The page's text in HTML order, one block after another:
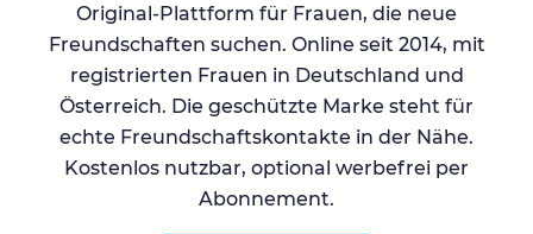
Original-Plattform für Frauen, die neue
Freundschaften suchen. Online seit 2014, mit
registrierten Frauen in Deutschland und
Österreich. Die geschützte Marke steht für
echte Freundschaftskontakte in der Nähe.
Kostenlos nutzbar, optional werbefrei per
Abonnement.